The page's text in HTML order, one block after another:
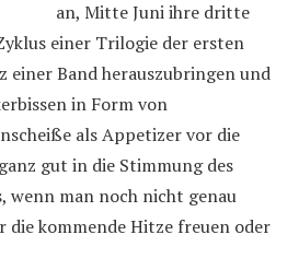
an, Mitte Juni ihre dritte
einer Trilogie der ersten
einer Band herauszubringen und
in Form von
als Appetizer vor die
gut in die Stimmung des
wenn man noch nicht genau
die kommende Hitze freuen oder